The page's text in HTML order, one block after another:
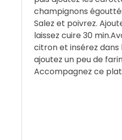
champignons
Salez et poivrez.
laissez cuire 30
citron et insérez dans
ajoutez un peu de
Accompagnez ce